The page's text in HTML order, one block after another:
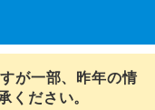
が一部、昨年の情
ください。